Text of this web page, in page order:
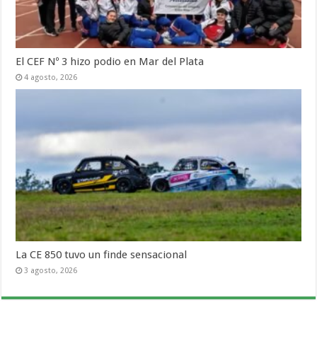
El CEF Nº 3 hizo podio en Mar del Plata
4 agosto, 2026
La CE 850 tuvo un finde sensacional
3 agosto, 2026